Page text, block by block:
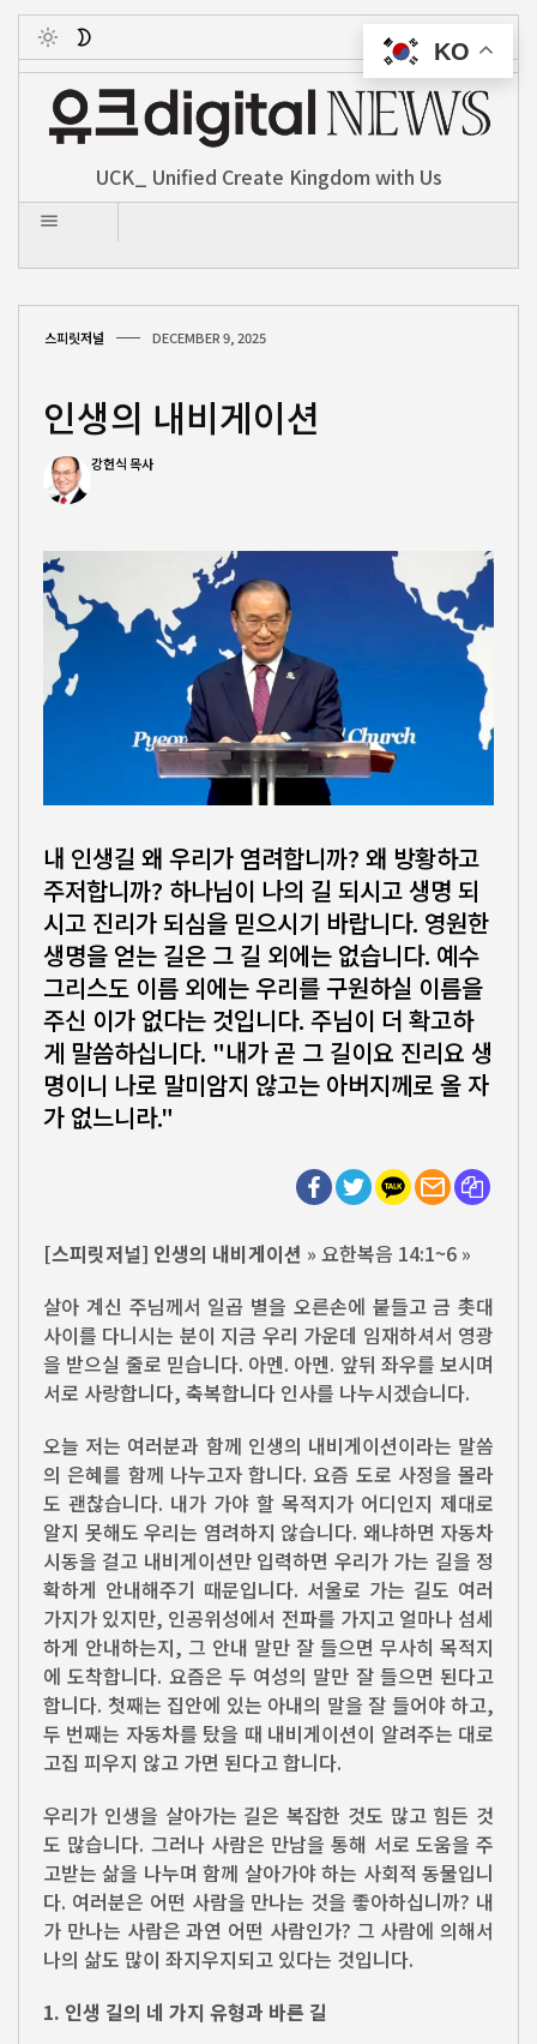
Toggle
UCK_ Unified Create Kingdom with Us
스피릿저널 DECEMBER 9, 2025
인생의 내비게이션
강헌식 목사
내 인생길 왜 우리가 염려합니까? 왜 방황하고
주저합니까? 하나님이 나의 길 되시고 생명 되
시고 진리가 되심을 믿으시기 바랍니다. 영원한
생명을 얻는 길은 그 길 외에는 없습니다. 예수
그리스도 이름 외에는 우리를 구원하실 이름을
주신 이가 없다는 것입니다. 주님이 더 확고하
게 말씀하십니다. "내가 곧 그 길이요 진리요 생
명이니 나로 말미암지 않고는 아버지께로 올 자
가 없느니라."
[스피릿저널] 인생의 내비게이션 » 요한복음 14:1~6 »
살아 계신 주님께서 일곱 별을 오른손에 붙들고 금 촛대
사이를 다니시는 분이 지금 우리 가운데 임재하셔서 영광
을 받으실 줄로 믿습니다. 아멘. 아멘. 앞뒤 좌우를 보시며
서로 사랑합니다, 축복합니다 인사를 나누시겠습니다.
오늘 저는 여러분과 함께 인생의 내비게이션이라는 말씀
의 은혜를 함께 나누고자 합니다. 요즘 도로 사정을 몰라
도 괜찮습니다. 내가 가야 할 목적지가 어디인지 제대로
알지 못해도 우리는 염려하지 않습니다. 왜냐하면 자동차
시동을 걸고 내비게이션만 입력하면 우리가 가는 길을 정
확하게 안내해주기 때문입니다. 서울로 가는 길도 여러
가지가 있지만, 인공위성에서 전파를 가지고 얼마나 섬세
하게 안내하는지, 그 안내 말만 잘 들으면 무사히 목적지
에 도착합니다. 요즘은 두 여성의 말만 잘 들으면 된다고
합니다. 첫째는 집안에 있는 아내의 말을 잘 들어야 하고,
두 번째는 자동차를 탔을 때 내비게이션이 알려주는 대로
고집 피우지 않고 가면 된다고 합니다.
우리가 인생을 살아가는 길은 복잡한 것도 많고 힘든 것
도 많습니다. 그러나 사람은 만남을 통해 서로 도움을 주
고받는 삶을 나누며 함께 살아가야 하는 사회적 동물입니
다. 여러분은 어떤 사람을 만나는 것을 좋아하십니까? 내
가 만나는 사람은 과연 어떤 사람인가? 그 사람에 의해서
나의 삶도 많이 좌지우지되고 있다는 것입니다.
1. 인생 길의 네 가지 유형과 바른 길
KO